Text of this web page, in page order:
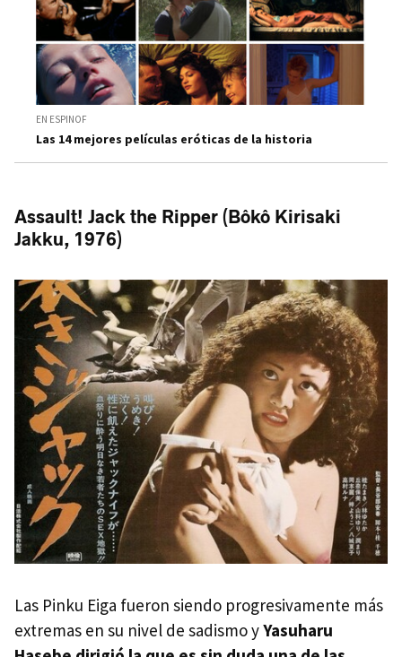
EN ESPINOF
Las 14 mejores películas eróticas de la historia
Assault! Jack the Ripper (Bôkô Kirisaki
Jakku, 1976)
Las Pinku Eiga fueron siendo progresivamente más
extremas en su nivel de sadismo yYasuharu